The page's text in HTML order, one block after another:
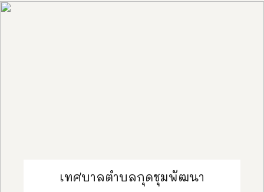
เทศบาลตำบลกุดชุมพัฒนา